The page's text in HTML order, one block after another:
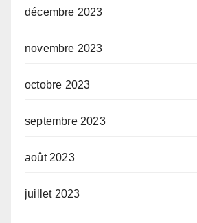
décembre 2023
novembre 2023
octobre 2023
septembre 2023
août 2023
juillet 2023